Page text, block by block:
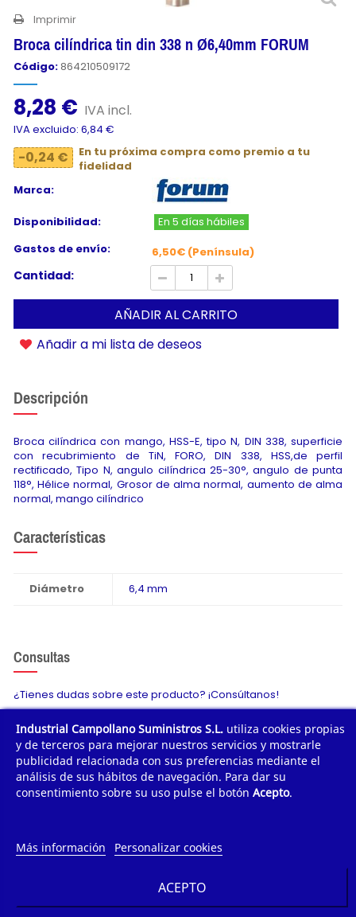
Imprimir
Broca cilíndrica tin din 338 n Ø6,40mm FORUM
Código: 864210509172
8,28 € IVA incl.
IVA excluido: 6,84 €
-0,24 €
En tu próxima compra como premio a tu
fidelidad
Marca:
Disponibilidad:
En 5 días hábiles
Gastos de envío:
6,50€ (Península)
Cantidad:
AÑADIR AL CARRITO
Añadir a mi lista de deseos
Descripción
Broca cilíndrica con mango, HSS-E, tipo N, DIN 338, superficie
con recubrimiento de TiN, FORO, DIN 338, HSS,de perfil
rectificado, Tipo N, angulo cilíndrica 25-30°, angulo de punta
118°, Hélice normal, Grosor de alma normal, aumento de alma
normal, mango cilíndrico
Características
Diámetro 6,4 mm
Consultas
¿Tienes dudas sobre este producto? ¡Consúltanos!
Envíanos tu consulta
¿QUIÉNES SOMOS?
Industrial Campollano Suministros S.L. utiliza cookies propias
y de terceros para mejorar nuestros servicios y mostrarle
publicidad relacionada con sus preferencias mediante el
análisis de sus hábitos de navegación. Para dar su
consentimiento sobre su uso pulse el botón Acepto.
Más información Personalizar cookies
ACEPTO